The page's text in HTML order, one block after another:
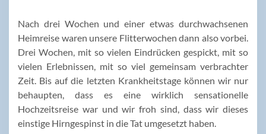
Nach drei Wochen und einer etwas durchwachsenen
Heimreise waren unsere Flitterwochen dann also vorbei.
Drei Wochen, mit so vielen Eindrücken gespickt, mit so
vielen Erlebnissen, mit so viel gemeinsam verbrachter
Zeit. Bis auf die letzten Krankheitstage können wir nur
behaupten, dass es eine wirklich sensationelle
Hochzeitsreise war und wir froh sind, dass wir dieses
einstige Hirngespinst in die Tat umgesetzt haben.